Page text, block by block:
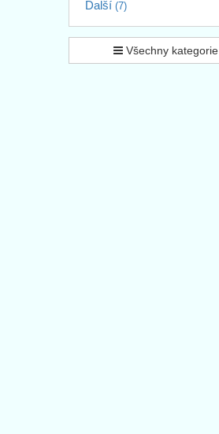
Další (7)
Všechny kategorie